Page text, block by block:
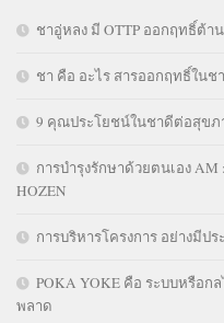
ชาอู่หลง มี OTTP ออกฤทธิ์ต้
ชา คือ อะไร สารออกฤทธิ์ในช
9 คุณประโยชน์ในชาดีต่อสุขภ
การบำรุงรักษาด้วยตนเอง AM
HOZEN
การบริหารโครงการ อย่างมีป
POKA YOKE คือ ระบบหรือก
พลาด